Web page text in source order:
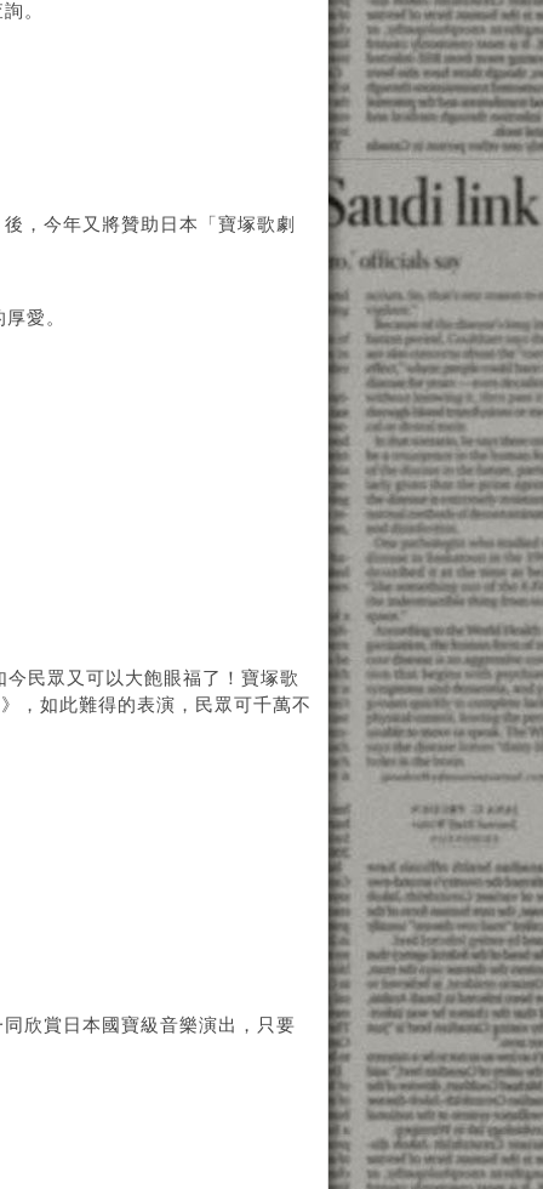
。
，今年又將贊助日本「寶塚歌劇
愛。
民眾又可以大飽眼福了！寶塚歌
，如此難得的表演，民眾可千萬不
欣賞日本國寶級音樂演出，只要